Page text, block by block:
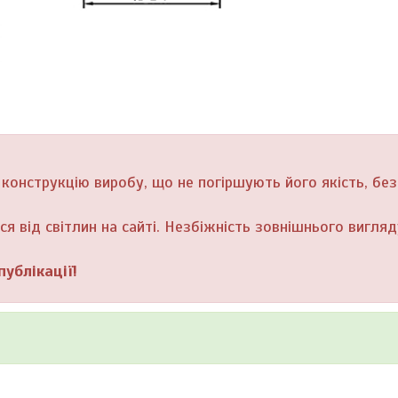
виробу, що не погіршують його якість, без
від світлин на сайті. Незбіжність зовнішнього